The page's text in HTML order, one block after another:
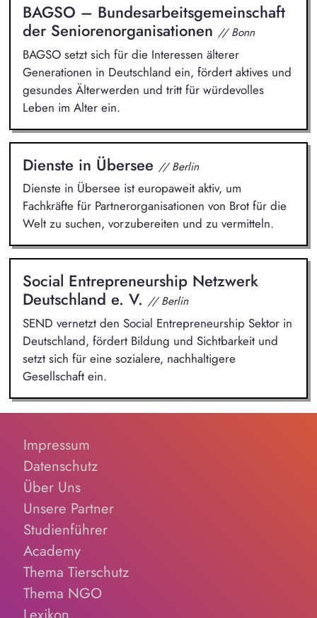
BAGSO – Bundesarbeitsgemeinschaft
der Seniorenorganisationen // Bonn
BAGSO setzt sich für die Interessen älterer
Generationen in Deutschland ein, fördert aktives und
gesundes Älterwerden und tritt für würdevolles
Leben im Alter ein.
Dienste in Übersee // Berlin
Dienste in Übersee ist europaweit aktiv, um
Fachkräfte für Partnerorganisationen von Brot für die
Welt zu suchen, vorzubereiten und zu vermitteln.
Social Entrepreneurship Netzwerk
Deutschland e. V. // Berlin
SEND vernetzt den Social Entrepreneurship Sektor in
Deutschland, fördert Bildung und Sichtbarkeit und
setzt sich für eine sozialere, nachhaltigere
Gesellschaft ein.
Impressum
Datenschutz
Über Uns
Unsere Partner
Studienführer
Academy
Thema Tierschutz
Thema NGO